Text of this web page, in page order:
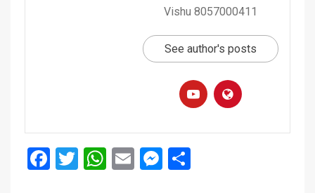
Vishu 8057000411
See author's posts
Facebook
Twitter
WhatsApp
EmailMessenger